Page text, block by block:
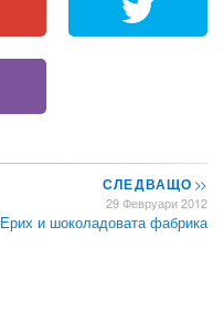
СЛЕДВАЩО>>
29 Февруари 2012
Ерих и шоколадовата фабрика